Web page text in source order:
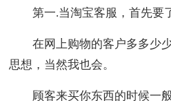
第一.当淘宝客服，首先要
在网上购物的客户多多少少
思想，当然我也会。
顾客来买你东西的时候一般